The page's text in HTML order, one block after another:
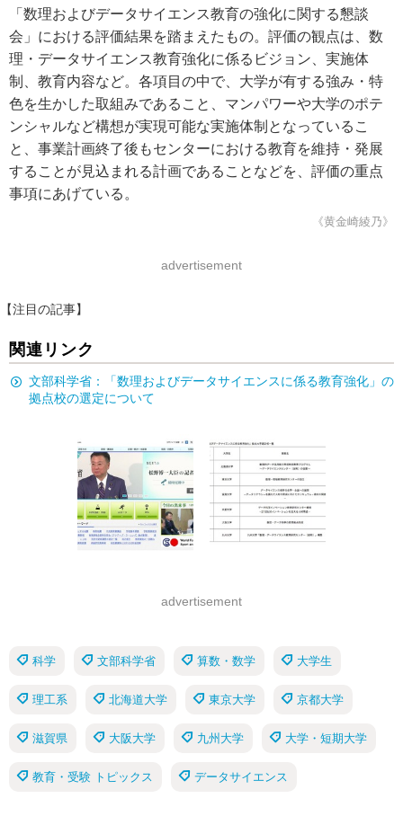
「数理およびデータサイエンス教育の強化に関する懇談
会」における評価結果を踏まえたもの。評価の観点は、数
理・データサイエンス教育強化に係るビジョン、実施体
制、教育内容など。各項目の中で、大学が有する強み・特
色を生かした取組みであること、マンパワーや大学のポテ
ンシャルなど構想が実現可能な実施体制となっているこ
と、事業計画終了後もセンターにおける教育を維持・発展
することが見込まれる計画であることなどを、評価の重点
事項にあげている。
《黄金崎綾乃》
advertisement
【注目の記事】
関連リンク
文部科学省：「数理およびデータサイエンスに係る教育強化」の
拠点校の選定について
advertisement
科学 文部科学省 算数・数学 大学生
理工系 北海道大学 東京大学 京都大学
滋賀県 大阪大学 九州大学 大学・短期大学
教育・受験 トピックス データサイエンス